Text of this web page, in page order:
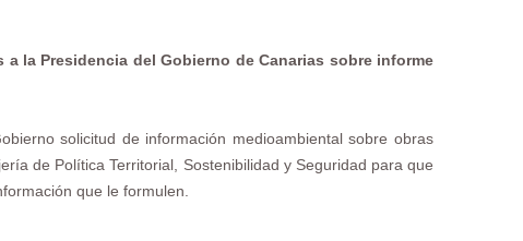
la Presidencia del Gobierno de Canarias sobre informe
solicitud de información medioambiental sobre obras
de Política Territorial, Sostenibilidad y Seguridad para que
que le formulen.